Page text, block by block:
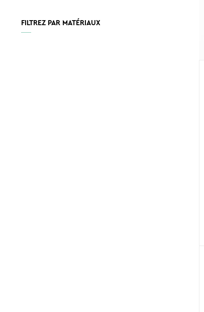
FILTREZ PAR MATÉRIAUX